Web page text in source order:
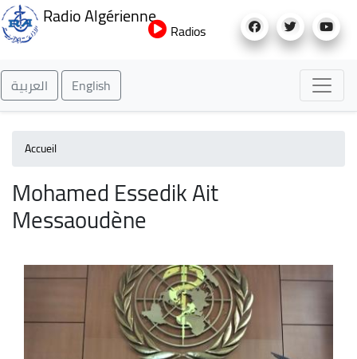
au
Radio Algérienne
Radios
العربية English
Accueil
Mohamed Essedik Ait
Messaoudène